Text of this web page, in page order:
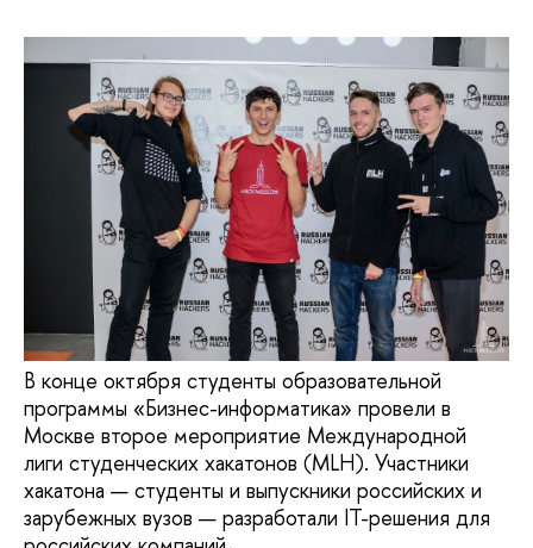
В конце октября студенты образовательной
программы «Бизнес-информатика» провели в
Москве второе мероприятие Международной
лиги студенческих хакатонов (MLH). Участники
хакатона — студенты и выпускники российских и
зарубежных вузов — разработали IT-решения для